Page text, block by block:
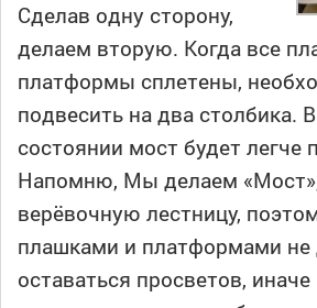
Сделав одну сторону,
делаем вторую. Когда все
платформы сплетены,
подвесить на два столбика.
состоянии мост будет легче
Напомню, Мы делаем
верёвочную лестницу,
плашками и платформами
оставаться просветов, иначе